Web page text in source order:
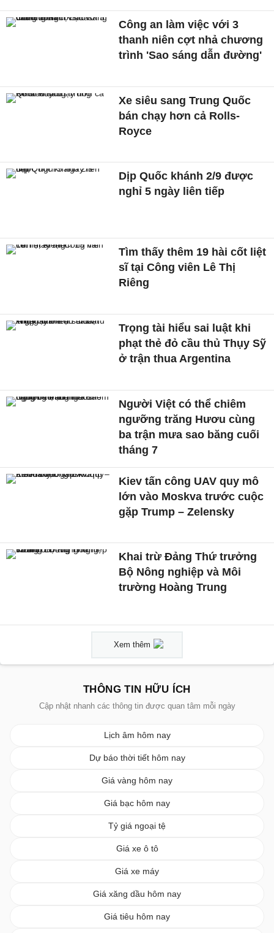
Công an làm việc với 3
thanh niên cợt nhả chương
trình 'Sao sáng dẫn đường'
Xe siêu sang Trung Quốc
bán chạy hơn cả Rolls-
Royce
Dịp Quốc khánh 2/9 được
nghỉ 5 ngày liên tiếp
Tìm thấy thêm 19 hài cốt liệt
sĩ tại Công viên Lê Thị
Riêng
Trọng tài hiểu sai luật khi
phạt thẻ đỏ cầu thủ Thụy Sỹ
ở trận thua Argentina
Người Việt có thể chiêm
ngưỡng trăng Hươu cùng
ba trận mưa sao băng cuối
tháng 7
Kiev tấn công UAV quy mô
lớn vào Moskva trước cuộc
gặp Trump – Zelensky
Khai trừ Đảng Thứ trưởng
Bộ Nông nghiệp và Môi
trường Hoàng Trung
Xem thêm
THÔNG TIN HỮU ÍCH
Cập nhật nhanh các thông tin được quan tâm mỗi ngày
Lịch âm hôm nay
Dự báo thời tiết hôm nay
Giá vàng hôm nay
Giá bạc hôm nay
Tỷ giá ngoại tệ
Giá xe ô tô
Giá xe máy
Giá xăng dầu hôm nay
Giá tiêu hôm nay